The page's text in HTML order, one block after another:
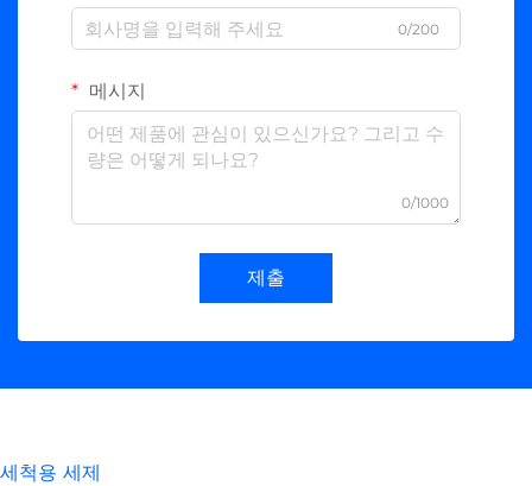
0/200
메시지
0/1000
제출
세척용 세제